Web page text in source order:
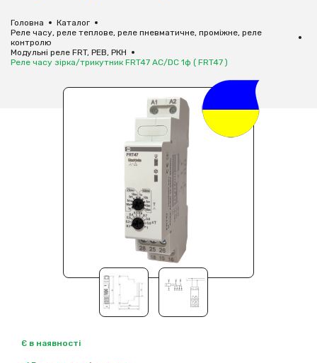
Головна
Каталог
Реле часу, реле теплове, реле пневматичне, проміжне, реле
контролю
Модульні реле FRT, РЕВ, РКН
Реле часу зірка/трикутник FRT47 AС/DC 1ф ( FRT47 )
Є в наявності